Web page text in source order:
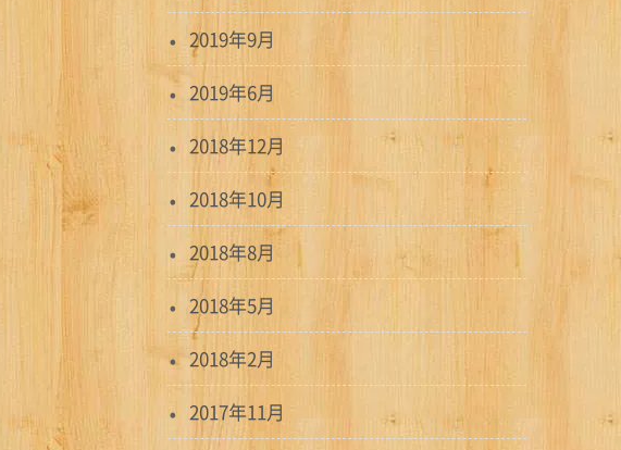
2019年9月
2019年6月
2018年12月
2018年10月
2018年8月
2018年5月
2018年2月
2017年11月